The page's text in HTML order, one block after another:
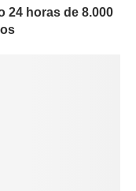
24 horas de 8.000